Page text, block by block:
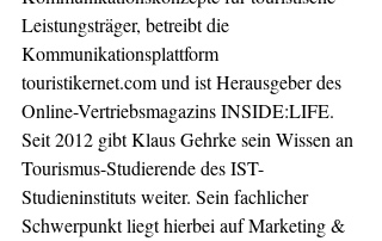
Leistungsträger, betreibt die
Kommunikationsplattform
touristikernet.com und ist Herausgeber des
Online-Vertriebsmagazins INSIDE:LIFE.
Seit 2012 gibt Klaus Gehrke sein Wissen an
Tourismus-Studierende des IST-
Studieninstituts weiter. Sein fachlicher
Schwerpunkt liegt hierbei auf Marketing &